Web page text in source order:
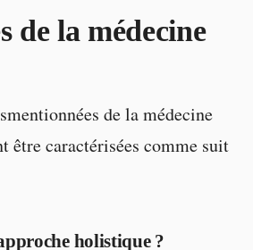
de la médecine
de la médecine
être caractérisées comme suit
holistique ?